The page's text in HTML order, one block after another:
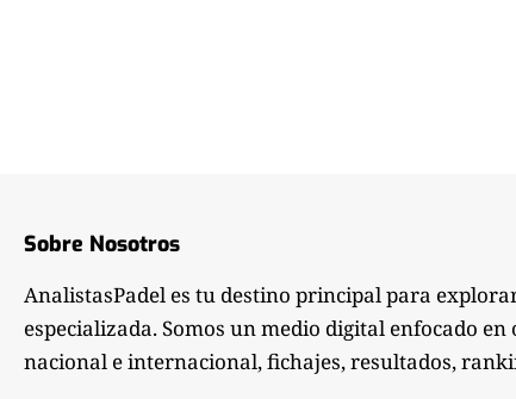
Sobre Nosotros
AnalistasPadel es tu destino principal para
especializada. Somos un medio digital enfocado
nacional e internacional, fichajes, resultados,